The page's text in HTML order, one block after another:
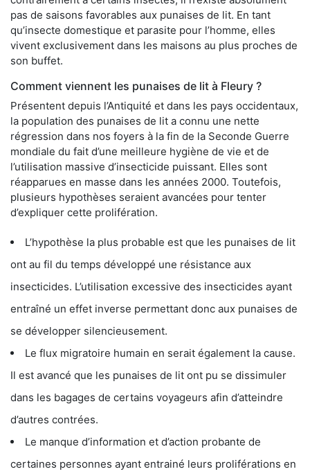
pas de saisons favorables aux punaises de lit. En tant
qu’insecte domestique et parasite pour l’homme, elles
vivent exclusivement dans les maisons au plus proches de
son buffet.
Comment viennent les punaises de lit à Fleury ?
Présentent depuis l’Antiquité et dans les pays occidentaux,
la population des punaises de lit a connu une nette
régression dans nos foyers à la fin de la Seconde Guerre
mondiale du fait d’une meilleure hygiène de vie et de
l’utilisation massive d’insecticide puissant. Elles sont
réapparues en masse dans les années 2000. Toutefois,
plusieurs hypothèses seraient avancées pour tenter
d’expliquer cette prolifération.
L’hypothèse la plus probable est que les punaises de lit
ont au fil du temps développé une résistance aux
insecticides. L’utilisation excessive des insecticides ayant
entraîné un effet inverse permettant donc aux punaises de
se développer silencieusement.
Le flux migratoire humain en serait également la cause.
Il est avancé que les punaises de lit ont pu se dissimuler
dans les bagages de certains voyageurs afin d’atteindre
d’autres contrées.
Le manque d’information et d’action probante de
certaines personnes ayant entrainé leurs proliférations en